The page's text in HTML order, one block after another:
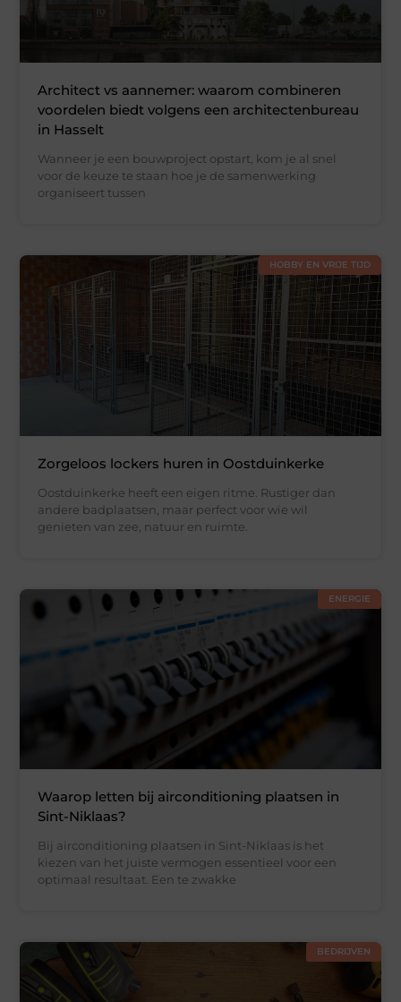
Architect vs aannemer: waarom combineren
voordelen biedt volgens een architectenbureau
in Hasselt
Wanneer je een bouwproject opstart, kom je al snel
voor de keuze te staan hoe je de samenwerking
organiseert tussen
HOBBY EN VRIJE TIJD
Zorgeloos lockers huren in Oostduinkerke
Oostduinkerke heeft een eigen ritme. Rustiger dan
andere badplaatsen, maar perfect voor wie wil
genieten van zee, natuur en ruimte.
ENERGIE
Waarop letten bij airconditioning plaatsen in
Sint-Niklaas?
Bij airconditioning plaatsen in Sint-Niklaas is het
kiezen van het juiste vermogen essentieel voor een
optimaal resultaat. Een te zwakke
BEDRIJVEN